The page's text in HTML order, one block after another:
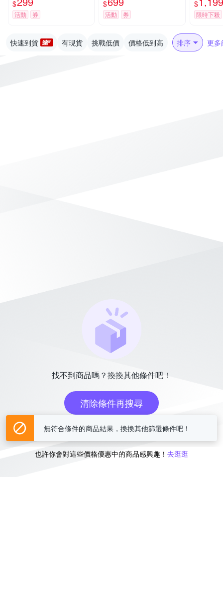
條) 即期品-2026年8月
16日到期
$
活動 券
品-2027年1月到期
$
活動 券
$
限時下殺
快速到貨 有現貨 挑戰低價 價格低到高 排序 更多
找不到商品嗎？換換其他條件吧！
清除條件再搜尋
或
也許你會對這些價格優惠中的商品感興趣！ 去逛逛
無符合條件的商品結果，換換其他篩選條件吧！